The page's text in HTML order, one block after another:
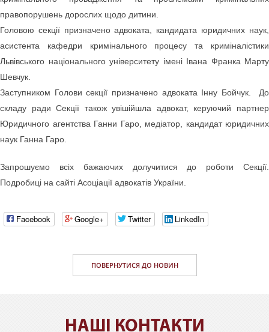
правопорушень дорослих щодо дитини.
Головою секції призначено адвоката, кандидата юридичних наук,
асистента кафедри кримінального процесу та криміналістики
Львівського національного університету імені Івана Франка Марту
Шевчук.
Заступником Голови секції призначено адвоката Інну Бойчук. До
складу ради Секції також увішійшла адвокат, керуючий партнер
Юридичного агентства Ганни Гаро, медіатор, кандидат юридичних
наук Ганна Гаро.
Запрошуємо всіх бажаючих долучитися до роботи Секції.
Подробиці на сайті Асоціації адвокатів України.
Facebook Google+ Twitter LinkedIn
ПОВЕРНУТИСЯ ДО НОВИН
НАШI КОНТАКТИ